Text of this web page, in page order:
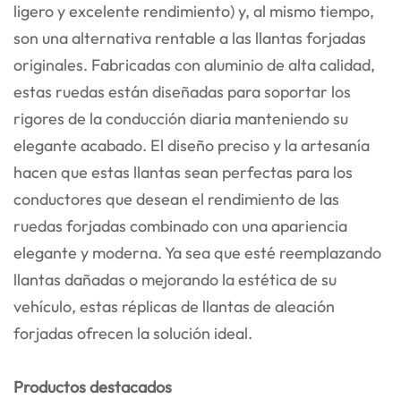
ligero y excelente rendimiento) y, al mismo tiempo,
son una alternativa rentable a las llantas forjadas
originales. Fabricadas con aluminio de alta calidad,
estas ruedas están diseñadas para soportar los
rigores de la conducción diaria manteniendo su
elegante acabado. El diseño preciso y la artesanía
hacen que estas llantas sean perfectas para los
conductores que desean el rendimiento de las
ruedas forjadas combinado con una apariencia
elegante y moderna. Ya sea que esté reemplazando
llantas dañadas o mejorando la estética de su
vehículo, estas réplicas de llantas de aleación
forjadas ofrecen la solución ideal.
Productos destacados